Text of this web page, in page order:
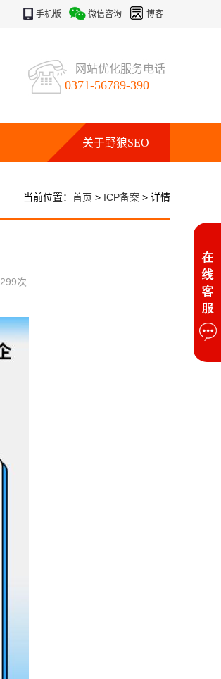
手机版 微信咨询 博客
网站优化服务电话
0371-56789-390
关于野狼SEO
当前位置： 首页 > ICP备案 > 详情
299次